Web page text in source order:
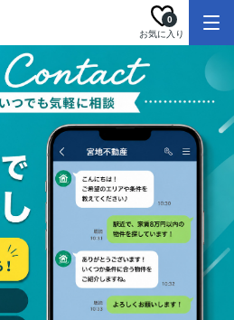
お気に入り
0